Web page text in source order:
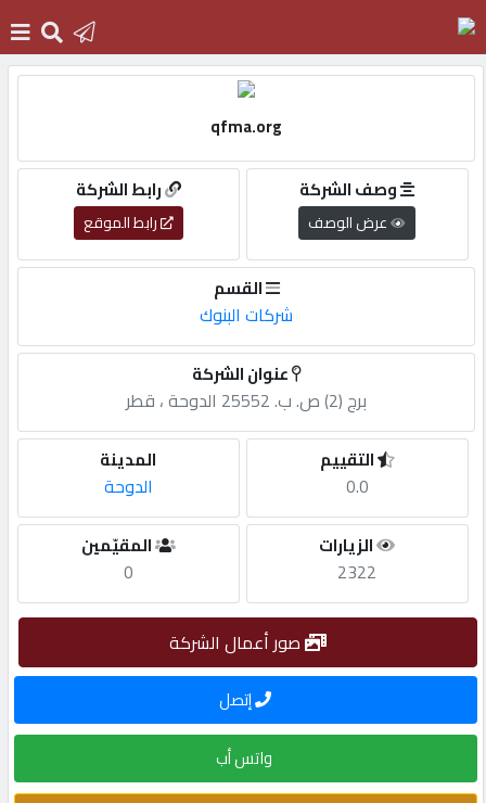
دخول
التسجيل
أضف
مطلوب
طلب
الأقسام
qfma.org
رابط الشركة
رابط الموقع
وصف الشركة
عرض الوصف
القسم
شركات البنوك
عنوان الشركة
برج (2) ص. ب. 25552 الدوحة ، قطر
المدينة
الدوحة
التقييم
0.0
المقيّمين
0
الزيارات
2322
صور أعمال الشركة
إتصل
واتس أب